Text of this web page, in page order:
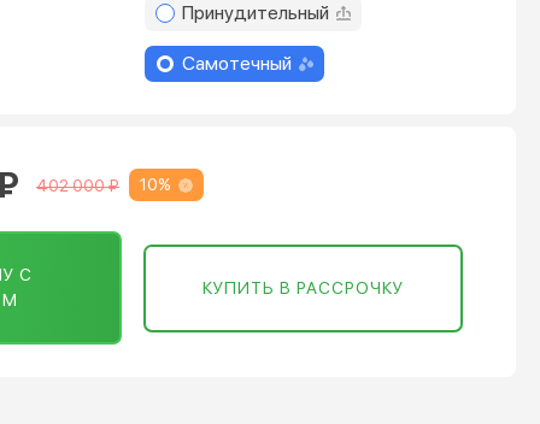
Принудительный
Самотечный
402 000 ₽ 10%
С
КУПИТЬ В РАССРОЧКУ